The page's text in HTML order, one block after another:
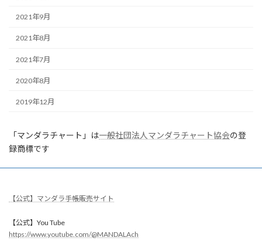
2021年9月
2021年8月
2021年7月
2020年8月
2019年12月
「マンダラチャート」は一般社団法人マンダラチャート協会の登
録商標です
【公式】マンダラ手帳販売サイト
【公式】You Tube
https://www.youtube.com/@MANDALAch